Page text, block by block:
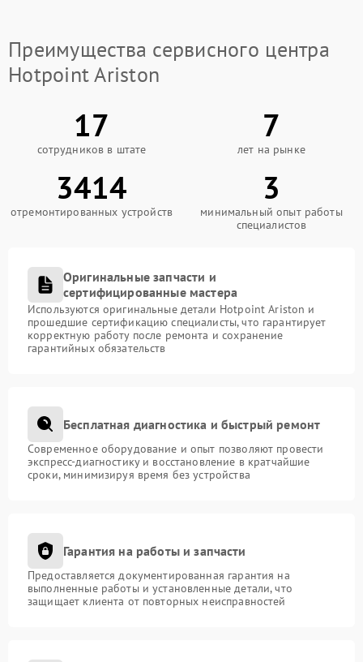
Преимущества сервисного центра
Hotpoint Ariston
17
сотрудников в штате
7
лет на рынке
3414
отремонтированных устройств
3
минимальный опыт работы
специалистов
Оригинальные запчасти и
сертифицированные мастера
Используются оригинальные детали Hotpoint Ariston и
прошедшие сертификацию специалисты, что гарантирует
корректную работу после ремонта и сохранение
гарантийных обязательств
Бесплатная диагностика и быстрый ремонт
Современное оборудование и опыт позволяют провести
экспресс-диагностику и восстановление в кратчайшие
сроки, минимизируя время без устройства
Гарантия на работы и запчасти
Предоставляется документированная гарантия на
выполненные работы и установленные детали, что
защищает клиента от повторных неисправностей